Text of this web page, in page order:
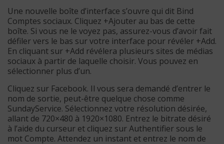
Une nouvelle boîte d’interface s’ouvre qui dit Bind
Comptes sociaux. Cliquez +Ajouter au bas de cette
boîte. Si vous ne le voyez pas, assurez-vous d’avoir fait
défiler vers le bas sur votre interface pour révéler +Add.
En cliquant sur +Add révélera plusieurs sites de médias
sociaux à partir de laquelle choisir. Vous pouvez en
sélectionner plus d’un.
Cliquez sur Facebook. Il vous sera demandé d’entrer le
nom de sortie, peut-être quelque chose comme
SundayService. Sélectionnez votre résolution désirée,
allant de 720×480 à 1920×1080. Entrez le bitrate désiré
à l’aide du curseur et cliquez sur Authentifier sous le
mot Compte. Attendez un instant et entrez le nom de